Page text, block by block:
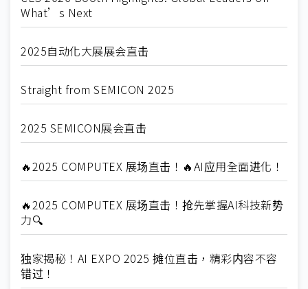
What’s Next
2025自动化大展展会直击
Straight from SEMICON 2025
2025 SEMICON展会直击
🔥2025 COMPUTEX 展场直击！🔥AI应用全面进化！
🔥2025 COMPUTEX 展场直击！抢先掌握AI科技新势
力🔍
独家揭秘！AI EXPO 2025 摊位直击，精彩内容不容
错过！